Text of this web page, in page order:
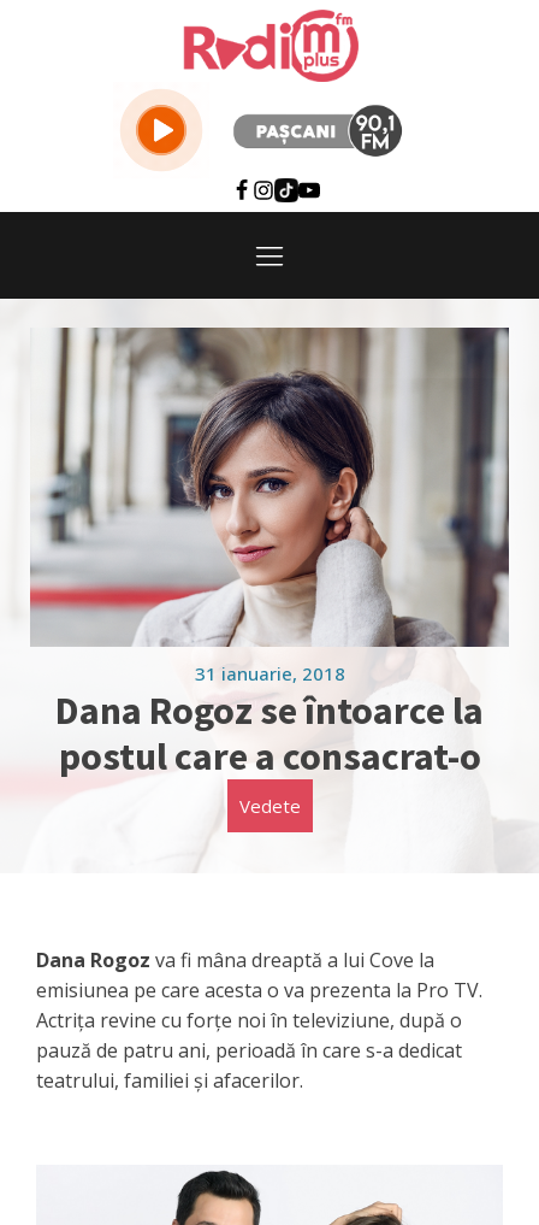
31 ianuarie, 2018
Dana Rogoz se întoarce la
postul care a consacrat-o
Vedete
Dana Rogoz va fi mâna dreaptă a lui Cove la
emisiunea pe care acesta o va prezenta la Pro TV.
Actrița revine cu forțe noi în televiziune, după o
pauză de patru ani, perioadă în care s-a dedicat
teatrului, familiei și afacerilor.